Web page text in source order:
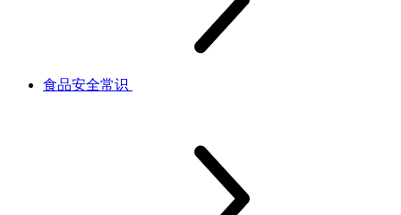
食品安全常识